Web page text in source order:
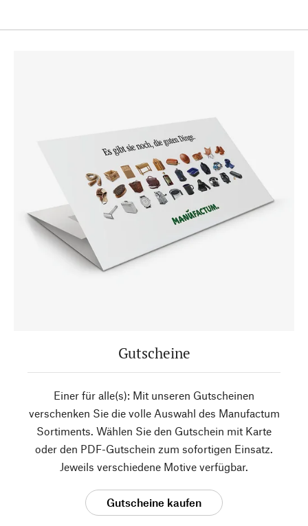
Gutscheine
Einer für alle(s): Mit unseren Gutscheinen
verschenken Sie die volle Auswahl des Manufactum
Sortiments. Wählen Sie den Gutschein mit Karte
oder den PDF-Gutschein zum sofortigen Einsatz.
Jeweils verschiedene Motive verfügbar.
Gutscheine kaufen